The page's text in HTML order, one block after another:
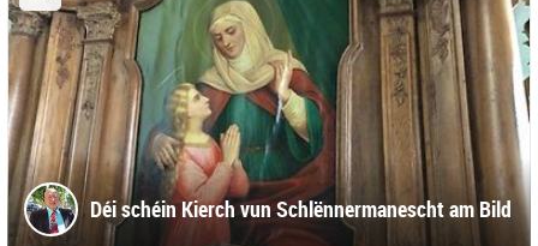
Déi schéin Kierch vun Schlënnermanescht am Bild